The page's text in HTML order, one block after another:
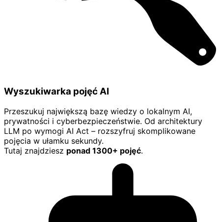
Wyszukiwarka pojęć AI
Przeszukuj największą bazę wiedzy o lokalnym AI,
prywatności i cyberbezpieczeństwie. Od architektury
LLM po wymogi AI Act – rozszyfruj skomplikowane
pojęcia w ułamku sekundy.
Tutaj znajdziesz ponad 1300+ pojęć.